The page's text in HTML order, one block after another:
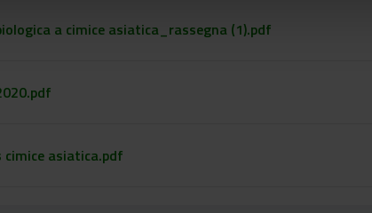
a cimice asiatica_rassegna (1).pdf
cimice asiatica.pdf